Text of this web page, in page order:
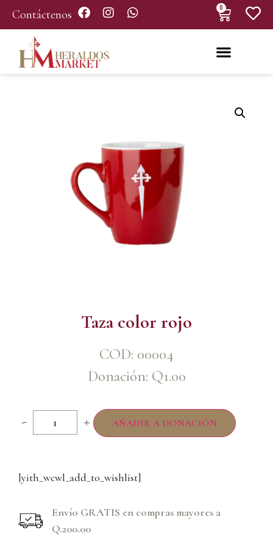
Contáctenos 0
Taza color rojo
COD: 00004
Donación: Q1.00
- + AÑADIR A DONACIÓN
[yith_wcwl_add_to_wishlist]
Envío GRATIS en compras mayores a
Q.200.00